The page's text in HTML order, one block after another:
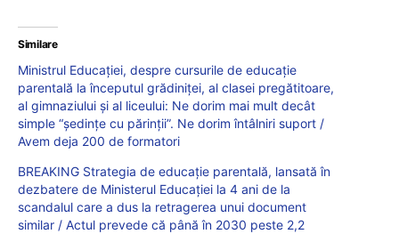
Similare
Ministrul Educației, despre cursurile de educație
parentală la începutul grădiniței, al clasei pregătitoare,
al gimnaziului și al liceului: Ne dorim mai mult decât
simple “ședințe cu părinții”. Ne dorim întâlniri suport /
Avem deja 200 de formatori
BREAKING Strategia de educație parentală, lansată în
dezbatere de Ministerul Educației la 4 ani de la
scandalul care a dus la retragerea unui document
similar / Actul prevede că până în 2030 peste 2,2